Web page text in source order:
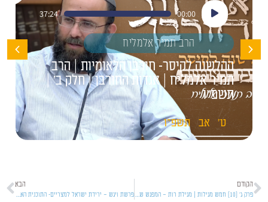
נגן
אודיו
00:00
37:24
הרב תמיר אלמליח
ההלשנה לקיסר- חורבן הלאומיות | הרב
תמיר אלמליח | אגדות החורבן | חלק ב' |
תשפ"ו
ט' אב תשפ"ו
הקודם
פרק ג' [10] חמש מגילות | מגילת רות – המפגש של רות ובועז והקשר ליעקב והברכות
הבא
פרשת ויגש – ירידת ישראל למצריים- התוכנית האלוקית שביצירת עמ"י